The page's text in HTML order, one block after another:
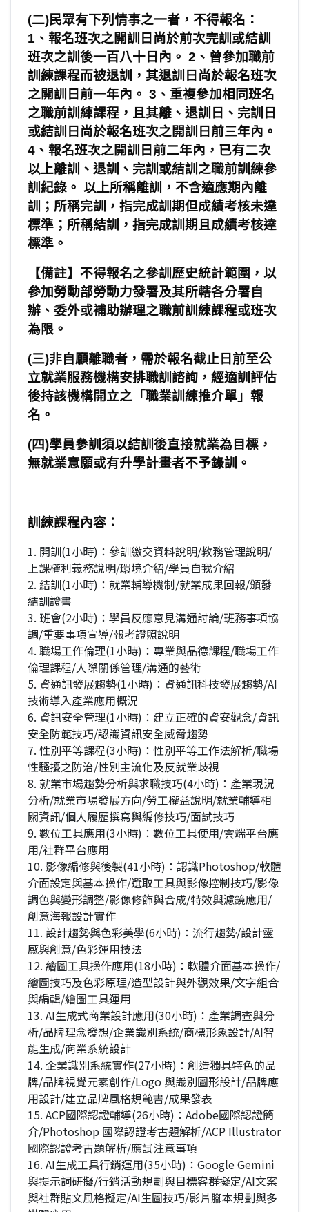
(二)民眾有下列情事之一者，不得報名：
1 、報名班次之開訓日尚於前次完訓或結訓
班次之訓後一百八十日內。 2 、曾參加職前
訓練課程而被退訓，其退訓日尚於報名班次
之開訓日前一年內。 3 、重複參加相同班名
之職前訓練課程，且其離、退訓日、完訓日
或結訓日尚於報名班次之開訓日前三年內。
4 、報名班次之開訓日前二年內，已有二次
以上離訓、退訓、完訓或結訓之職前訓練參
訓紀錄。 以上所稱離訓，不含適應期內離
訓；所稱完訓，指完成訓期但成績考核未達
標準；所稱結訓，指完成訓期且成績考核達
標準。
【備註】不得報名之參訓歷史統計範圍，以
參加勞動部勞動力發署及其所轄各分署自
辦、委外或補助辦理之職前訓練課程或班次
為限。
(三)非自願離職者，需於報名截止日前至公
立就業服務機構安排職訓諮詢，經適訓評估
後持該機構開立之「職業訓練推介單」報
名。
(四)學員參訓須以結訓後直接就業為目標，
無就業意願或有升學計畫者不予錄訓。
訓練課程內容：
1. 開訓(1小時)：參訓繳交資料說明/教務管理說明/
上課權利義務說明/環境介紹/學員自我介紹
2. 結訓(1小時)：就業輔導機制/就業成果回報/頒發
結訓證書
3. 班會(2小時)：學員反應意見溝通討論/班務事項協
調/重要事項宣導/報考證照說明
4. 職場工作倫理(1小時)：專業與品德課程/職場工作
倫理課程/人際關係管理/溝通的藝術
5. 資通訊發展趨勢(1小時)：資通訊科技發展趨勢/AI
技術導入產業應用概況
6. 資訊安全管理(1小時)：建立正確的資安觀念/資訊
安全防範技巧/認識資訊安全威脅趨勢
7. 性別平等課程(3小時)：性別平等工作法解析/職場
性騷擾之防治/性別主流化及反就業歧視
8. 就業市場趨勢分析與求職技巧(4小時)：產業現況
分析/就業市場發展方向/勞工權益說明/就業輔導相
關資訊/個人履歷撰寫與編修技巧/面試技巧
9. 數位工具應用(3小時)：數位工具使用/雲端平台應
用/社群平台應用
10. 影像編修與後製(41小時)：認識Photoshop/軟體
介面設定與基本操作/選取工具與影像控制技巧/影像
調色與變形調整/影像修飾與合成/特效與濾鏡應用/
創意海報設計實作
11. 設計趨勢與色彩美學(6小時)：流行趨勢/設計靈
感與創意/色彩運用技法
12. 繪圖工具操作應用(18小時)：軟體介面基本操作/
繪圖技巧及色彩原理/造型設計與外觀效果/文字組合
與編輯/繪圖工具運用
13. AI生成式商業設計應用(30小時)：產業調查與分
析/品牌理念發想/企業識別系統/商標形象設計/AI智
能生成/商業系統設計
14. 企業識別系統實作(27小時)：創造獨具特色的品
牌/品牌視覺元素創作/Logo 與識別圖形設計/品牌應
用設計/建立品牌風格規範書/成果發表
15. ACP國際認證輔導(26小時)：Adobe國際認證簡
介/Photoshop 國際認證考古題解析/ACP Illustrator
國際認證考古題解析/應試注意事項
16. AI生成工具行銷運用(35小時)：Google Gemini
與提示詞研擬/行銷活動規劃與目標客群擬定/AI文案
與社群貼文風格擬定/AI生圖技巧/影片腳本規劃與多